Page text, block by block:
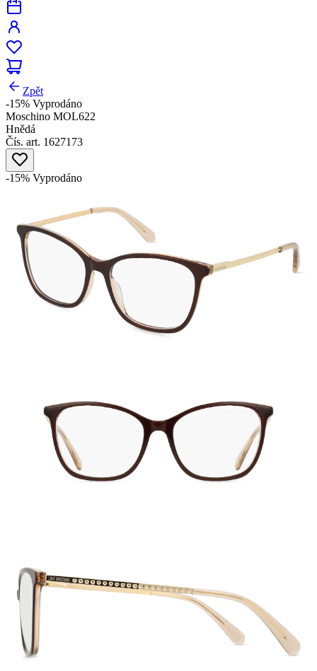
Zpět
-15% Vyprodáno
Moschino MOL622
Hnědá
Čís. art. 1627173
-15% Vyprodáno